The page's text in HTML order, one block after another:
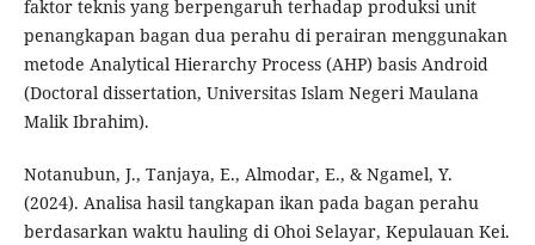
faktor teknis yang berpengaruh terhadap produksi unit
penangkapan bagan dua perahu di perairan menggunakan
metode Analytical Hierarchy Process (AHP) basis Android
(Doctoral dissertation, Universitas Islam Negeri Maulana
Malik Ibrahim).
Notanubun, J., Tanjaya, E., Almodar, E., & Ngamel, Y.
(2024). Analisa hasil tangkapan ikan pada bagan perahu
berdasarkan waktu hauling di Ohoi Selayar, Kepulauan Kei.